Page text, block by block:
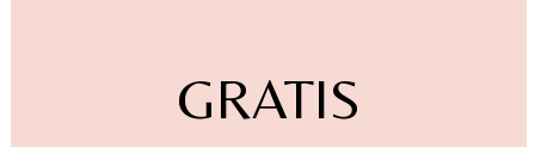
GRATIS